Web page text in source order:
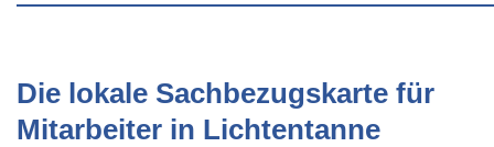
Die lokale Sachbezugskarte für
Mitarbeiter in Lichtentanne